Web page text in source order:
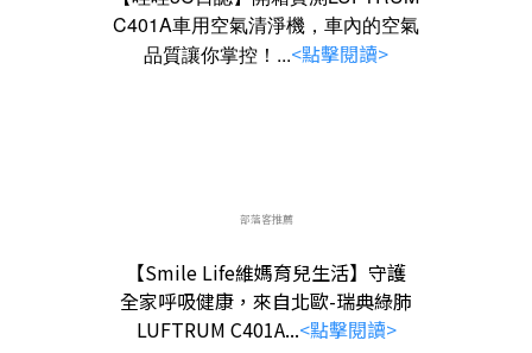
C401A車用空氣清淨機，車內的空氣
品質讓你掌控！...<點擊閱讀>
部落客推薦
【Smile Life維媽育兒生活】守護
全家呼吸健康，來自北歐-瑞典綠肺
LUFTRUM C401A...<點擊閱讀>